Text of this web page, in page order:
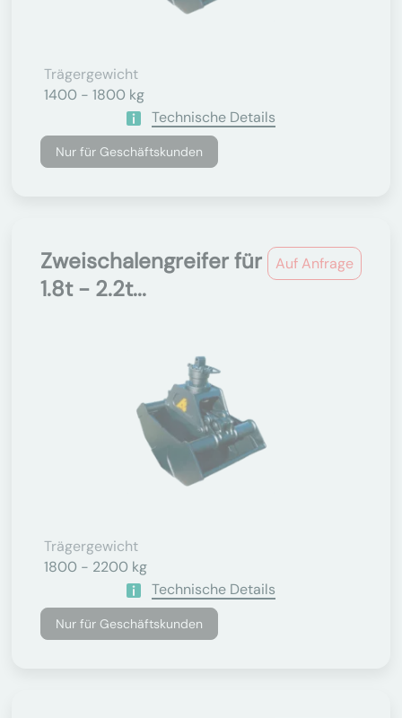
Trägergewicht
1400 - 1800 kg
Technische Details
Nur für Geschäftskunden
Auf Anfrage
Zweischalengreifer für
1.8t - 2.2t...
Trägergewicht
1800 - 2200 kg
Technische Details
Nur für Geschäftskunden